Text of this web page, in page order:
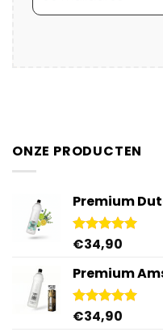
ONZE PRODUCTEN
Premium
Gewaardeerd
€34,90
Premium
Gewaardeerd
€34,90